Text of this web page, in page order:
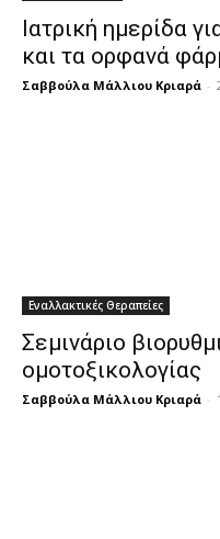
Ιατρική ημερίδα
και τα ορφανά
Σαββούλα Μάλλιου Κριαρά -
Εναλλακτικές Θεραπείες
Σεμινάριο
ομοτοξικολογίας
Σαββούλα Μάλλιου Κριαρά -